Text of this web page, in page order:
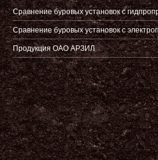
Сравнение буровых установок с
Сравнение буровых установок с
Продукция ОАО АРЗИЛ